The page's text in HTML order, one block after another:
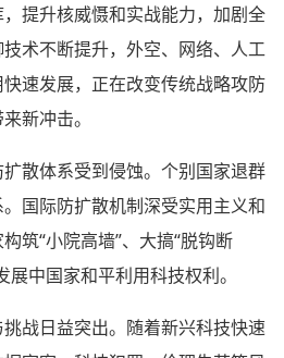
提升核威慑和实战能力，加剧全
术不断提升，外空、网络、人工
速发展，正在改变传统战略攻防
新冲击。
散体系受到侵蚀。个别国家退群
国际防扩散机制深受实用主义和
筑“小院高墙”、大搞“脱钩断
中国家和平利用科技权利。
战日益突出。随着新兴科技快速